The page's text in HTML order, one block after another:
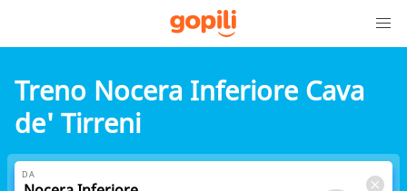
Treno Nocera Inferiore Cava
de' Tirreni
DA